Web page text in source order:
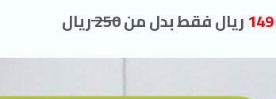
149ريال فقط بدل من250ريال